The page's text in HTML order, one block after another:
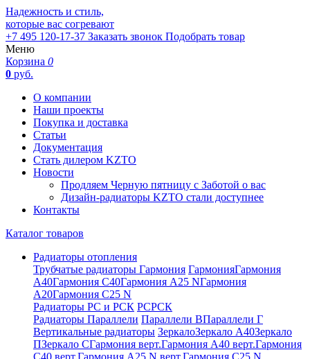
Надежность и стиль,
которые вас согревают
+7 495 120-17-37 Заказать звонок Подобрать товар
Меню
Корзина 0
0 руб.
О компании
Наши проекты
Покупка и доставка
Статьи
Документация
Стать дилером KZTO
Новости
Продляем Черную пятницу с Заботой о вас
Дизайн-радиаторы KZTO стали доступнее
Контакты
Каталог товаров
Радиаторы отопления
Трубчатые радиаторы Гармония ГармонияГармония
А40Гармония С40Гармония А25 NГармония
А20Гармония С25 N
Радиаторы РС и РСК РСРСК
Радиаторы Параллели Параллели ВПараллели Г
Вертикальные радиаторы ЗеркалоЗеркало А40Зеркало
ПЗеркало СГармония верт.Гармония А40 верт.Гармония
С40 верт.Гармония А25 N верт.Гармония С25 N